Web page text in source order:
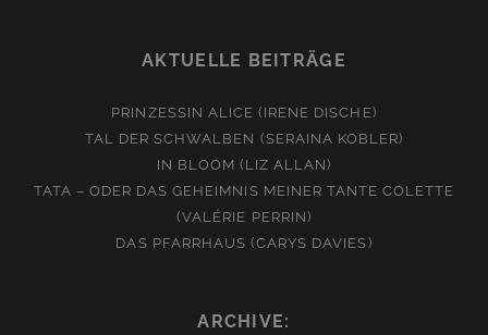
AKTUELLE BEITRÄGE
PRINZESSIN ALICE (IRENE DISCHE)
TAL DER SCHWALBEN (SERAINA KOBLER)
IN BLOOM (LIZ ALLAN)
TATA – ODER DAS GEHEIMNIS MEINER TANTE COLETTE
(VALÉRIE PERRIN)
DAS PFARRHAUS (CARYS DAVIES)
ARCHIVE: